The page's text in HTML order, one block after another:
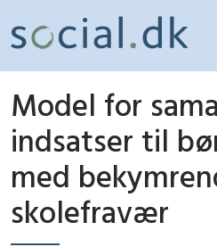
Model for
indsatser til
med
skolefravær